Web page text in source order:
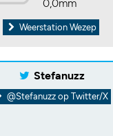
0,0mm
Weerstation Wezep
Stefanuzz
@Stefanuzz op Twitter/X